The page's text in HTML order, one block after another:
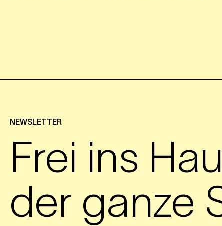
NEWSLETTER
Frei ins
der ganze